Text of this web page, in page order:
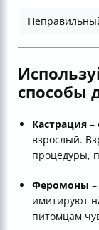
способы
Кастрация –
взрослый.
процедуры,
Феромоны
имитируют
питомцам